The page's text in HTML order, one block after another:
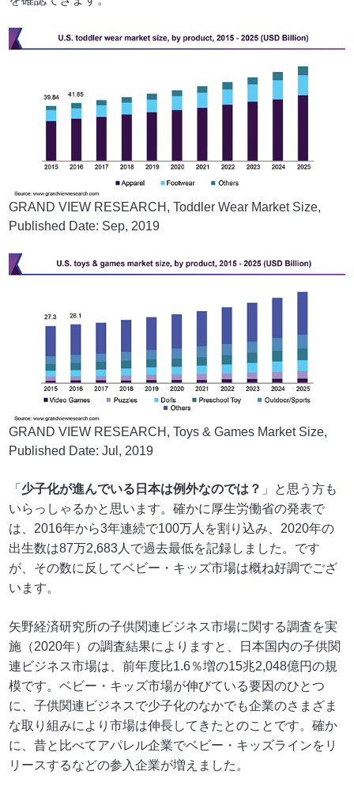
GRAND VIEW RESEARCH, Toddler Wear Market Size,
Published Date: Sep, 2019
GRAND VIEW RESEARCH, Toys & Games Market Size,
Published Date: Jul, 2019
「 少子化が進んでいる日本は例外なのでは？ 」と思う方も
いらっしゃるかと思います。確かに厚生労働省の発表で
は、2016年から3年連続で100万人を割り込み、2020年の
出生数は87万2,683人で過去最低を記録しました。です
が、その数に反してベビー・キッズ市場は概ね好調でござ
います。
矢野経済研究所の子供関連ビジネス市場に関する調査を実
施（2020年）の調査結果によりますと、日本国内の子供関
連ビジネス市場は、前年度比1.6％増の15兆2,048億円の規
模です。ベビー・キッズ市場が伸びている要因のひとつ
に、子供関連ビジネスで少子化のなかでも企業のさまざま
な取り組みにより市場は伸長してきたとのことです。確か
に、昔と比べてアパレル企業でベビー・キッズラインをリ
リースするなどの参入企業が増えました。